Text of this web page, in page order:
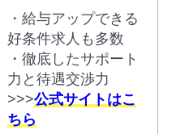
・給与アップできる
好条件求人も多数
・徹底したサポート
力と待遇交渉力
>>>公式サイトはこ
ちら